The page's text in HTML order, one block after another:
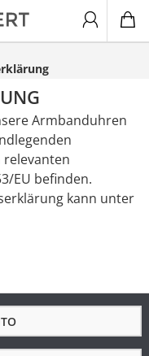
Armbanduhren
EU befinden.
kann unter